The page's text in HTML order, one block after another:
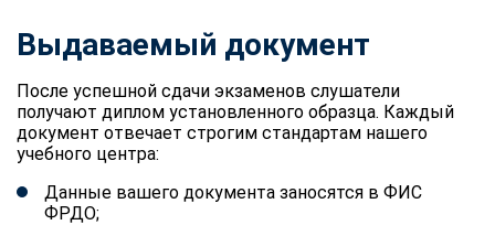
Выдаваемый документ
После успешной сдачи экзаменов слушатели
получают диплом установленного образца. Каждый
документ отвечает строгим стандартам нашего
учебного центра:
Данные вашего документа заносятся в ФИС
ФРДО;